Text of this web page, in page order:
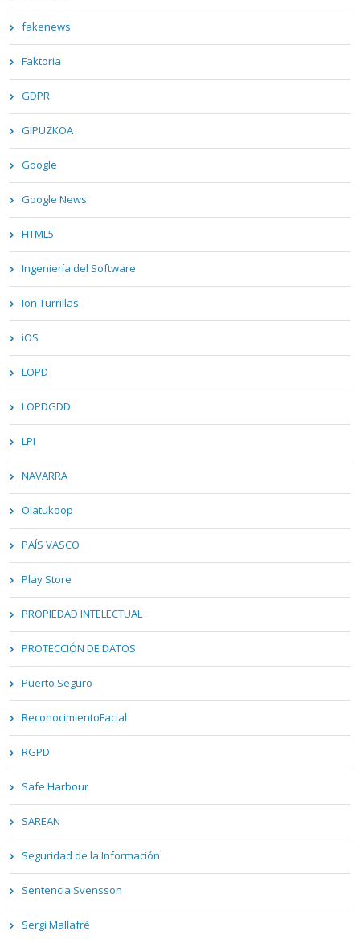
fakenews
Faktoria
GDPR
GIPUZKOA
Google
Google News
HTML5
Ingeniería del Software
Ion Turrillas
iOS
LOPD
LOPDGDD
LPI
NAVARRA
Olatukoop
PAÍS VASCO
Play Store
PROPIEDAD INTELECTUAL
PROTECCIÓN DE DATOS
Puerto Seguro
ReconocimientoFacial
RGPD
Safe Harbour
SAREAN
Seguridad de la Información
Sentencia Svensson
Sergi Mallafré